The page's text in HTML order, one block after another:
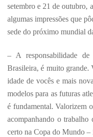
setembro e 21 de outubro,
algumas impressões que
sede do próximo mundial
– A responsabilidade
Brasileira, é muito grande.
idade de vocês e mais
modelos para as futuras
é fundamental. Valorizem
acompanhando o
certo na Copa do Mundo